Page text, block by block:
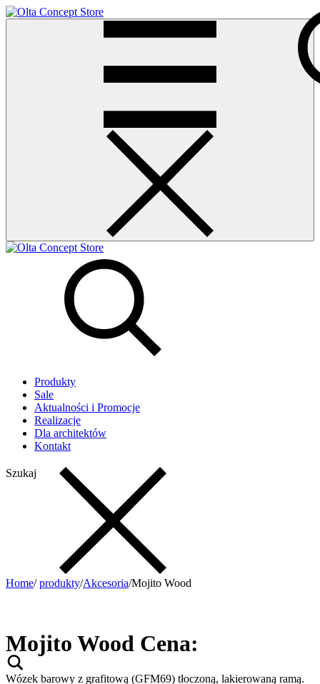
Produkty
Sale
Aktualności i Promocje
Realizacje
Dla architektów
Kontakt
Szukaj
Home/ produkty/Akcesoria/Mojito Wood
Mojito Wood Cena:
Wózek barowy z grafitową (GFM69) tłoczoną, lakierowaną ramą.